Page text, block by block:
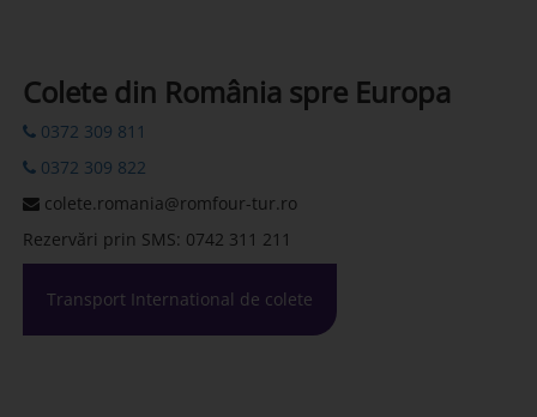
Colete din România spre Europa
0372 309 811
0372 309 822
colete.romania@romfour-tur.ro
Rezervări prin SMS: 0742 311 211
Transport International de colete